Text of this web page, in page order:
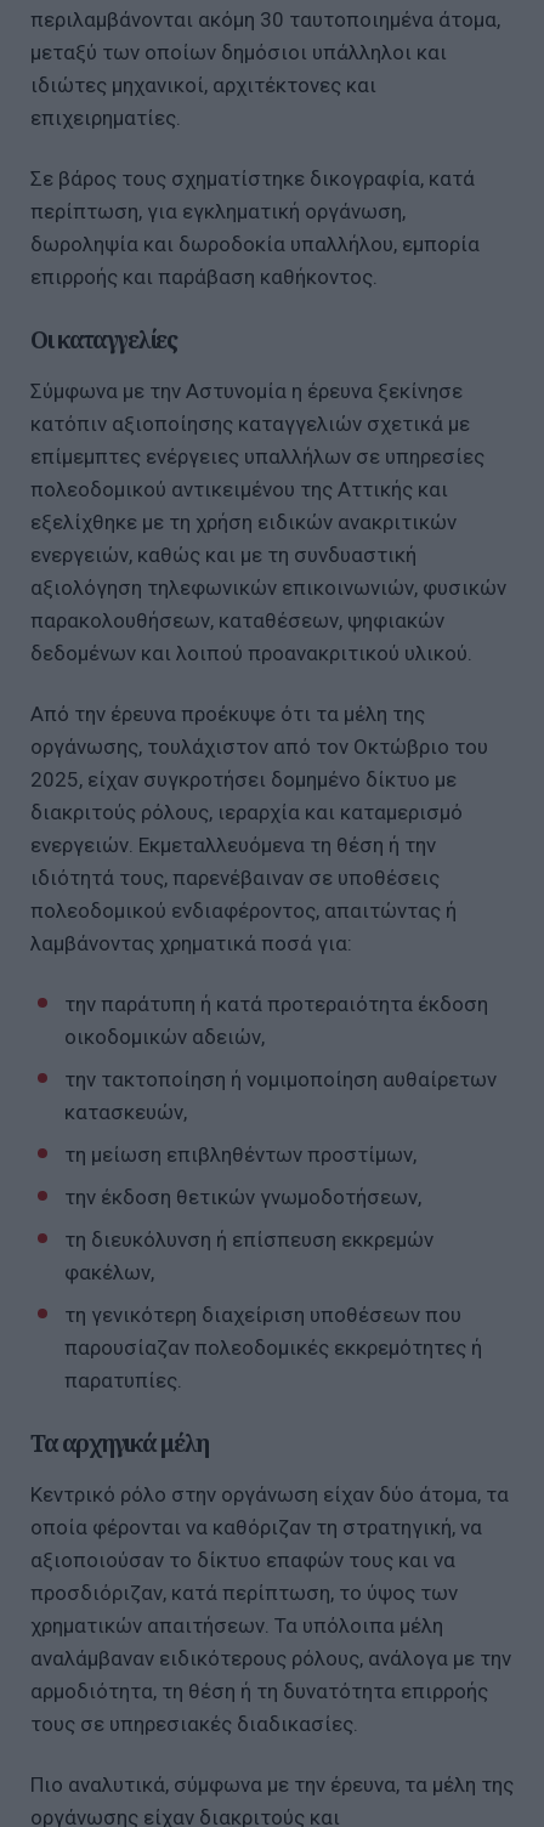
περιλαμβάνονται ακόμη 30 ταυτοποιημένα άτομα,
μεταξύ των οποίων δημόσιοι υπάλληλοι και
ιδιώτες μηχανικοί, αρχιτέκτονες και
επιχειρηματίες.
Σε βάρος τους σχηματίστηκε δικογραφία, κατά
περίπτωση, για εγκληματική οργάνωση,
δωροληψία και δωροδοκία υπαλλήλου, εμπορία
επιρροής και παράβαση καθήκοντος.
Οι καταγγελίες
Σύμφωνα με την Αστυνομία η έρευνα ξεκίνησε
κατόπιν αξιοποίησης καταγγελιών σχετικά με
επίμεμπτες ενέργειες υπαλλήλων σε υπηρεσίες
πολεοδομικού αντικειμένου της Αττικής και
εξελίχθηκε με τη χρήση ειδικών ανακριτικών
ενεργειών, καθώς και με τη συνδυαστική
αξιολόγηση τηλεφωνικών επικοινωνιών, φυσικών
παρακολουθήσεων, καταθέσεων, ψηφιακών
δεδομένων και λοιπού προανακριτικού υλικού.
Από την έρευνα προέκυψε ότι τα μέλη της
οργάνωσης, τουλάχιστον από τον Οκτώβριο του
2025, είχαν συγκροτήσει δομημένο δίκτυο με
διακριτούς ρόλους, ιεραρχία και καταμερισμό
ενεργειών. Εκμεταλλευόμενα τη θέση ή την
ιδιότητά τους, παρενέβαιναν σε υποθέσεις
πολεοδομικού ενδιαφέροντος, απαιτώντας ή
λαμβάνοντας χρηματικά ποσά για:
την παράτυπη ή κατά προτεραιότητα έκδοση
οικοδομικών αδειών,
την τακτοποίηση ή νομιμοποίηση αυθαίρετων
κατασκευών,
τη μείωση επιβληθέντων προστίμων,
την έκδοση θετικών γνωμοδοτήσεων,
τη διευκόλυνση ή επίσπευση εκκρεμών
φακέλων,
τη γενικότερη διαχείριση υποθέσεων που
παρουσίαζαν πολεοδομικές εκκρεμότητες ή
παρατυπίες.
Τα αρχηγικά μέλη
Κεντρικό ρόλο στην οργάνωση είχαν δύο άτομα, τα
οποία φέρονται να καθόριζαν τη στρατηγική, να
αξιοποιούσαν το δίκτυο επαφών τους και να
προσδιόριζαν, κατά περίπτωση, το ύψος των
χρηματικών απαιτήσεων. Τα υπόλοιπα μέλη
αναλάμβαναν ειδικότερους ρόλους, ανάλογα με την
αρμοδιότητα, τη θέση ή τη δυνατότητα επιρροής
τους σε υπηρεσιακές διαδικασίες.
Πιο αναλυτικά, σύμφωνα με την έρευνα, τα μέλη της
οργάνωσης είχαν διακριτούς και